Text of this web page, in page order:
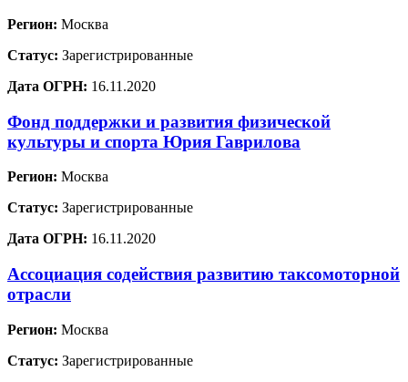
Регион: Москва
Статус: Зарегистрированные
Дата ОГРН: 16.11.2020
Фонд поддержки и развития физической
культуры и спорта Юрия Гаврилова
Регион: Москва
Статус: Зарегистрированные
Дата ОГРН: 16.11.2020
Ассоциация содействия развитию таксомоторной
отрасли
Регион: Москва
Статус: Зарегистрированные